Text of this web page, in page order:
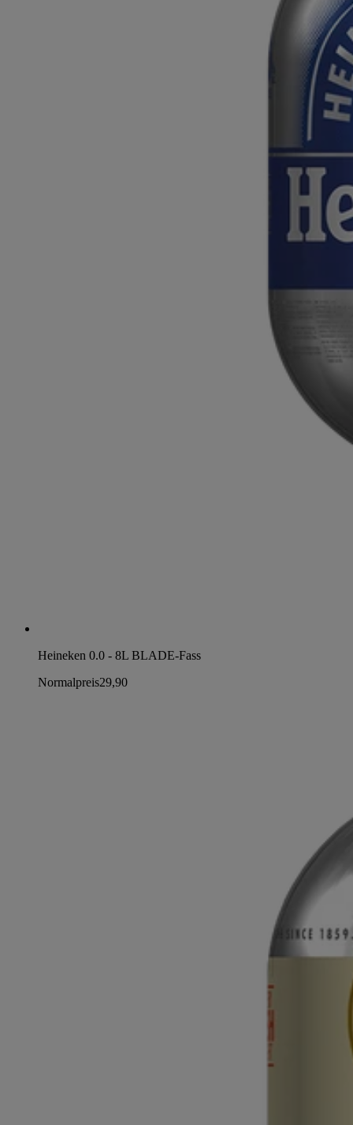
Heineken 0.0 - 8L BLADE-Fass
Normalpreis29,90